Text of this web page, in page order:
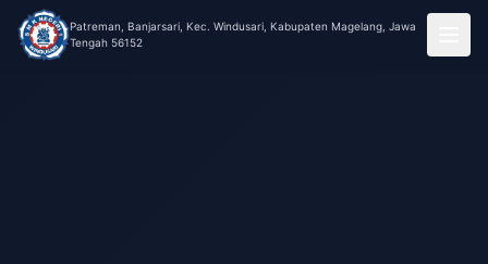
Patreman, Banjarsari, Kec. Windusari, Kabupaten Magelang, Jawa
Tengah 56152